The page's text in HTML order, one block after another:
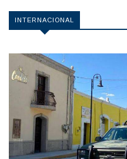
INTERNACIONAL